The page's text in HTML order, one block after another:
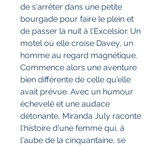
de s'arrêter dans une petite
bourgade pour faire le plein et
de passer la nuit à l'Excelsior. Un
motel où elle croise Davey, un
homme au regard magnétique.
Commence alors une aventure
bien différente de celle qu'elle
avait prévue. Avec un humour
échevelé et une audace
détonante, Miranda July raconte
l'histoire d'une femme qui, à
l'aube de la cinquantaine, se